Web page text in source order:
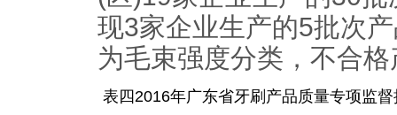
现3家企业生产的5批次
为毛束强度分类，不合
表四2016年广东省牙刷产品质量专项监